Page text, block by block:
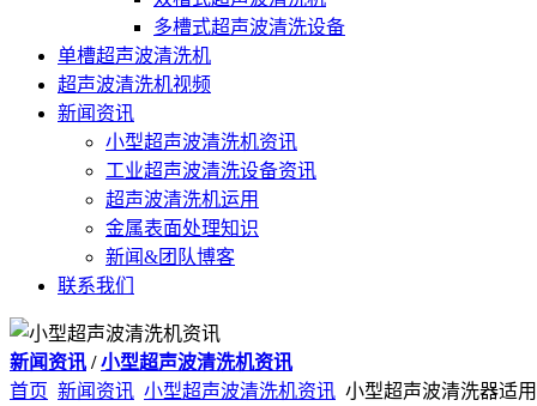
多槽式超声波清洗设备
单槽超声波清洗机
超声波清洗机视频
新闻资讯
小型超声波清洗机资讯
工业超声波清洗设备资讯
超声波清洗机运用
金属表面处理知识
新闻&团队博客
联系我们
新闻资讯 / 小型超声波清洗机资讯
首页 新闻资讯 小型超声波清洗机资讯 小型超声波清洗器适